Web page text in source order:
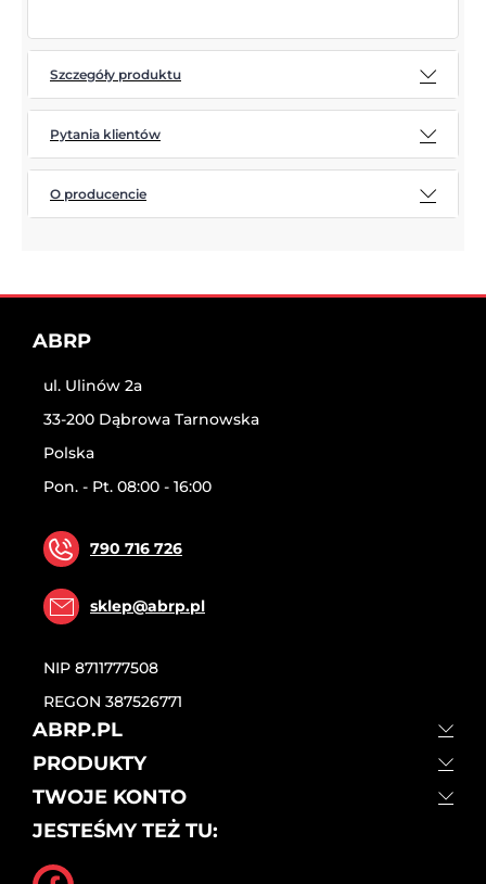
Szczegóły produktu
Pytania klientów
O producencie
ABRP
ul. Ulinów 2a
33-200 Dąbrowa Tarnowska
Polska
Pon. - Pt. 08:00 - 16:00
790 716 726
sklep@abrp.pl
NIP 8711777508
REGON 387526771
ABRP.PL
PRODUKTY
TWOJE KONTO
JESTEŚMY TEŻ TU: